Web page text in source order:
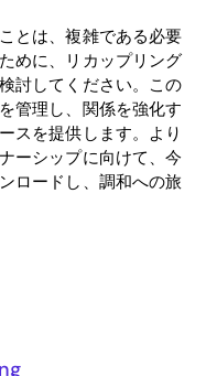
とは、複雑である必要
めに、リカップリング
討してください。この
管理し、関係を強化す
スを提供します。より
ーシップに向けて、今
ロードし、調和への旅